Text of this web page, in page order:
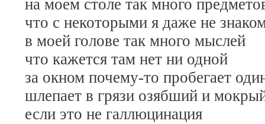
на моем столе так много
что с некоторыми я даже не
в моей голове так много мыслей
что кажется там нет ни одной
за окном почему-то пробегает
шлепает в грязи озябший и
если это не галлюцинация